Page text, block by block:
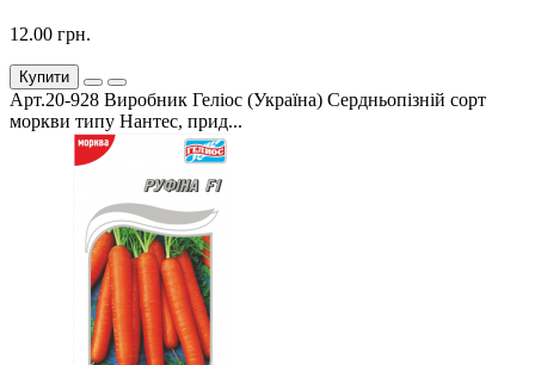
12.00 грн.
Купити
Арт.20-928 Виробник Геліос (Україна) Сердньопізній сорт
моркви типу Нантес, прид...